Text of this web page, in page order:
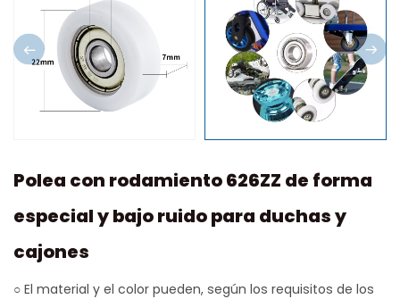
Polea con rodamiento 626ZZ de forma
especial y bajo ruido para duchas y
cajones
○ El material y el color pueden, según los requisitos de los